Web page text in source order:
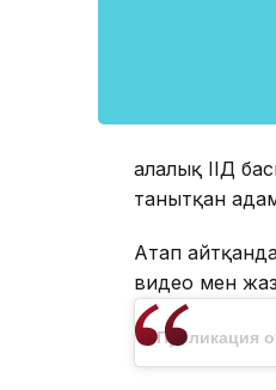
Қалалық ІІД
танытқан
Атап
видео мен
Публикация